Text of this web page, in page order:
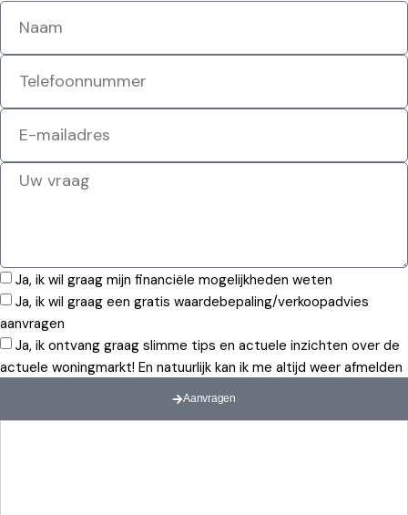
Ja, ik wil graag mijn financiële mogelijkheden weten
Ja, ik wil graag een gratis waardebepaling/verkoopadvies
aanvragen
Ja, ik ontvang graag slimme tips en actuele inzichten over de
actuele woningmarkt! En natuurlijk kan ik me altijd weer afmelden
Aanvragen